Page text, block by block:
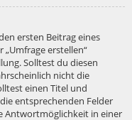
ersten Beitrag eines
erstellen“
Solltest du diesen
nicht die
einen Titel und
entsprechenden Felder
Antwortmöglichkeit in einer